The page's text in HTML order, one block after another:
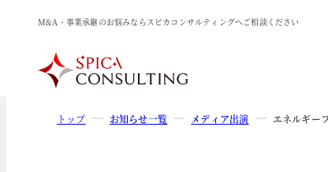
M&A・事業承継のお悩みならスピカコンサルティングへご相談ください
トップ お知らせ一覧 メディア出演 エネルギー